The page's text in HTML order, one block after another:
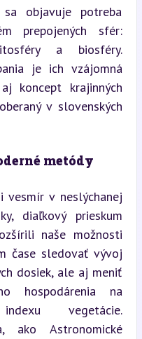
objavuje potreba
prepojených sfér:
a biosféry.
je ich vzájomná
koncept krajinných
v slovenských
metódy
vesmír v neslýchanej
diaľkový prieskum
naše možnosti
čase sledovať vývoj
dosiek, ale aj meniť
hospodárenia na
vegetácie.
ako Astronomické